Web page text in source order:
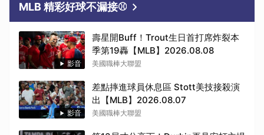
MLB 精彩好球不漏接⚾
影音
壽星開Buff！Trout生日首打席炸裂本
季第19轟【MLB】2026.08.08
美國職棒大聯盟
影音
差點摔進球員休息區 Stott美技接殺演
出【MLB】2026.08.07
美國職棒大聯盟